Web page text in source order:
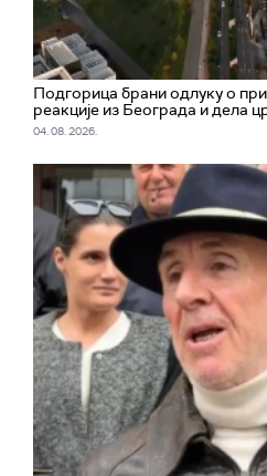
Подгорица брани одлуку о
реакције из Београда и дела
04. 08. 2026.